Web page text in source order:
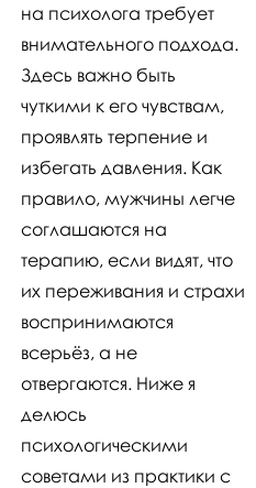
на психолога требует
внимательного подхода.
Здесь важно быть
чуткими к его чувствам,
проявлять терпение и
избегать давления. Как
правило, мужчины легче
соглашаются на
терапию, если видят, что
их переживания и страхи
воспринимаются
всерьёз, а не
отвергаются. Ниже я
делюсь
психологическими
советами из практики с